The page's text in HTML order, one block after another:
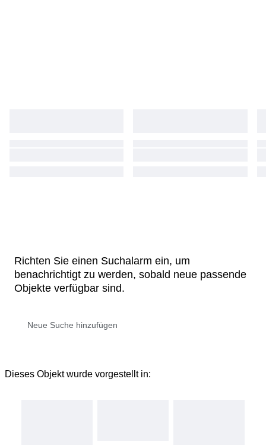
Richten Sie einen Suchalarm ein, um
benachrichtigt zu werden, sobald neue passende
Objekte verfügbar sind.
Dieses Objekt wurde vorgestellt in: